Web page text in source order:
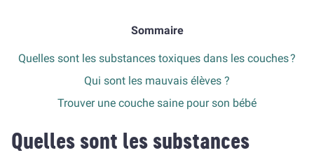
Sommaire
Quelles sont les substances toxiques dans les couches ?
Qui sont les mauvais élèves ?
Trouver une couche saine pour son bébé
Quelles sont les substances